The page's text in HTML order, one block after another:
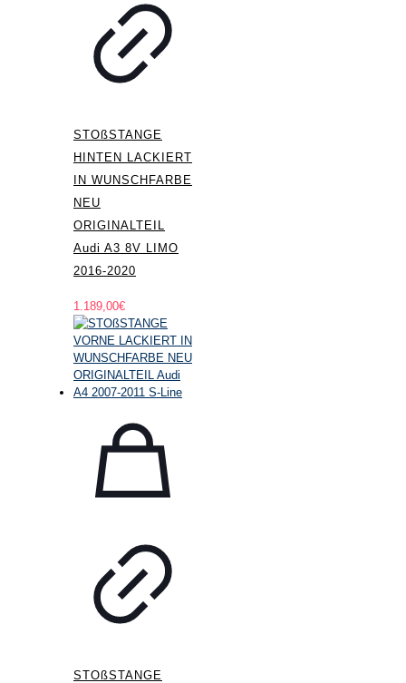
STOßSTANGE
HINTEN LACKIERT
IN WUNSCHFARBE
NEU
ORIGINALTEIL
Audi A3 8V LIMO
2016-2020
1.189,00€
STOßSTANGE